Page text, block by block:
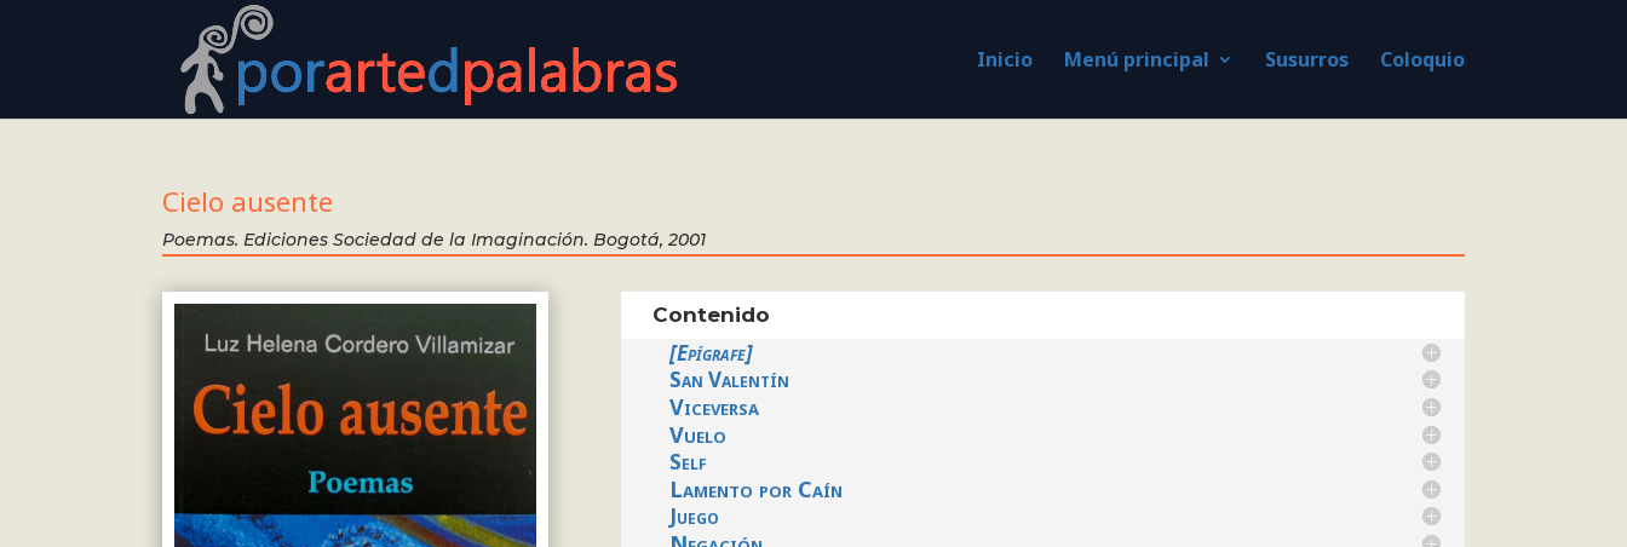
Inicio Menú principal Susurros Coloquio
Cielo ausente
Poemas. Ediciones Sociedad de la Imaginación. Bogotá, 2001
Contenido
[Epígrafe]
San Valentín
Viceversa
Vuelo
Self
Lamento por Caín
Juego